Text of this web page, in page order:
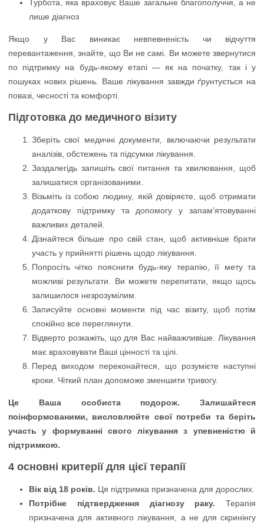
Турбота, яка враховує Ваше загальне благополуччя, а не
лише діагноз
Якщо у Вас виникає невпевненість чи відчуття
перевантаження, знайте, що Ви не самі. Ви можете звернутися
по підтримку на будь-якому етапі — як на початку, так і у
пошуках нових рішень. Ваше лікування завжди ґрунтується на
повазі, чесності та комфорті.
Підготовка до медичного візиту
Зберіть свої медичні документи, включаючи результати
аналізів, обстежень та підсумки лікування.
Заздалегідь запишіть свої питання та хвилювання, щоб
залишатися організованими.
Візьміть із собою людину, якій довіряєте, щоб отримати
додаткову підтримку та допомогу у запам’ятовуванні
важливих деталей.
Дізнайтеся більше про свій стан, щоб активніше брати
участь у прийнятті рішень щодо лікування.
Попросіть чітко пояснити будь-яку терапію, її мету та
можливі результати. Ви можете перепитати, якщо щось
залишилося незрозумілим.
Записуйте основні моменти під час візиту, щоб потім
спокійно все переглянути.
Відверто розкажіть, що для Вас найважливіше. Лікування
має враховувати Ваші цінності та цілі.
Перед виходом переконайтеся, що розумієте наступні
кроки. Чіткий план допоможе зменшити тривогу.
Це Ваша особиста подорож. Залишайтеся
поінформованими, висловлюйте свої потреби та беріть
участь у формуванні свого лікування з упевненістю й
підтримкою.
4 основні критерії для цієї терапії
Вік від 18 років. Ця підтримка призначена для дорослих.
Потрібне підтвердження діагнозу раку. Терапія
призначена для активного лікування, а не для скринінгу